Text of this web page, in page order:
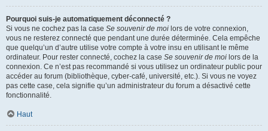
Pourquoi suis-je automatiquement déconnecté ?
Si vous ne cochez pas la case Se souvenir de moi lors de votre connexion,
vous ne resterez connecté que pendant une durée déterminée. Cela empêche
que quelqu’un d’autre utilise votre compte à votre insu en utilisant le même
ordinateur. Pour rester connecté, cochez la case Se souvenir de moi lors de la
connexion. Ce n’est pas recommandé si vous utilisez un ordinateur public pour
accéder au forum (bibliothèque, cyber-café, université, etc.). Si vous ne voyez
pas cette case, cela signifie qu’un administrateur du forum a désactivé cette
fonctionnalité.
Haut